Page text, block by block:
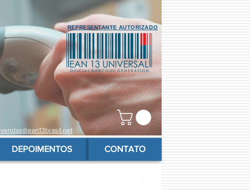
vendas@ean13brasil.net
REPRESENTANTE AUTORIZADO
DEPOIMENTOS CONTATO